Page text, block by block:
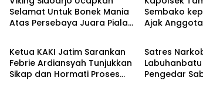
Selamat Untuk Bonek Mania
Atas Persebaya Juara Piala
Sembako
Ajak
Berita
Ketua KAKI Jatim Sarankan
Febrie Ardiansyah Tunjukkan
Sikap dan Hormati Proses
Berita
Satres
Labuhanbatu
Pengedar
Berita Berita